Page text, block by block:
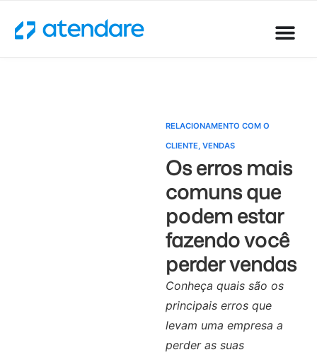
RELACIONAMENTO COM O
CLIENTE, VENDAS
Os erros mais
comuns que
podem estar
fazendo você
perder vendas
Conheça quais são os
principais erros que
levam uma empresa a
perder as suas